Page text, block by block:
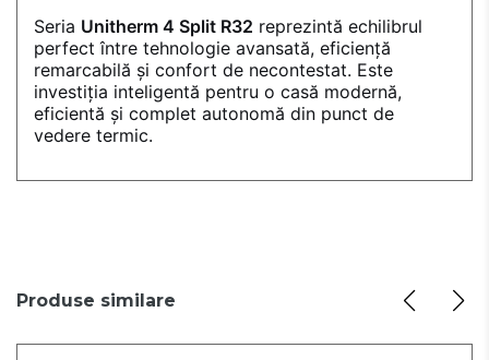
Seria Unitherm 4 Split R32 reprezintă echilibrul
perfect între tehnologie avansată, eficiență
remarcabilă și confort de necontestat. Este
investiția inteligentă pentru o casă modernă,
eficientă și complet autonomă din punct de
vedere termic.
Produse similare